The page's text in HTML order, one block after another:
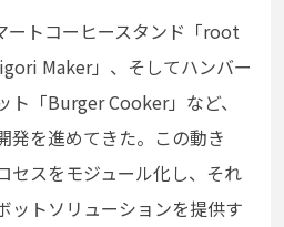
トコーヒースタンド「root
Maker」、そしてハンバー
ト「Burger Cooker」など、
発を進めてきた。この動き
セスをモジュール化し、それ
ットソリューションを提供す